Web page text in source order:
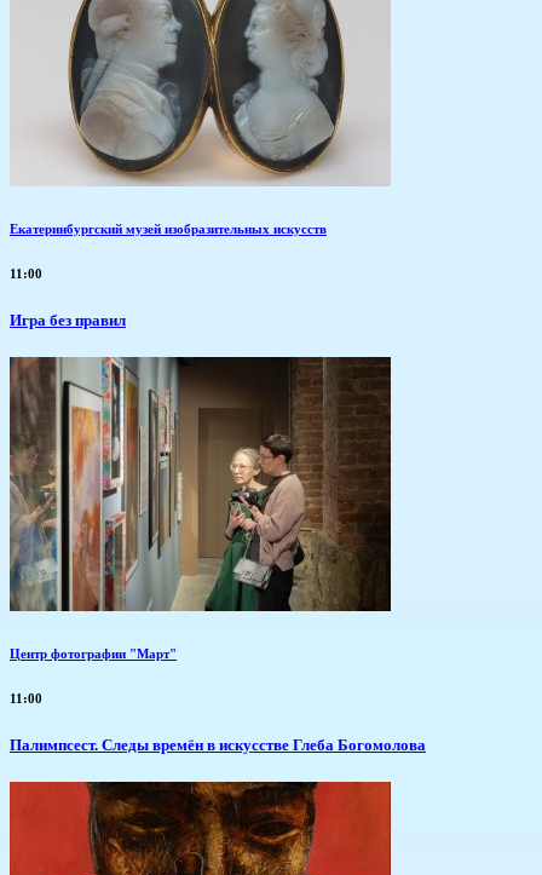
Екатеринбургский музей изобразительных искусств
11:00
​Игра без правил
Центр фотографии "Март"
11:00
Палимпсест. Следы времён в искусстве Глеба Богомолова